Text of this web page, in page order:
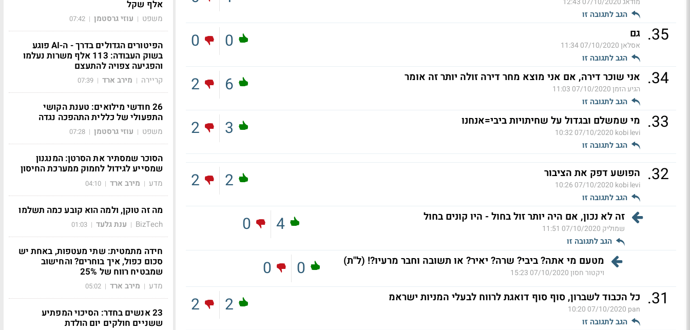
הגב לתגובה זו
35
. גם
אסלאן07/10/2020 11:34
הגב לתגובה זו
0
0
34
. אני שוכר דירה, אם אני מוצא מחר דירה זולה יותר זה אומר
הגיע הזמן07/10/2020 11:03
הגב לתגובה זו
6
2
33
. מי שמשלם ובגדול על שחיתויות ביבי=אנחנו
kobi levi
07/10/2020 10:32
הגב לתגובה זו
3
2
32
. הפושע דפק את הציבור
kobi levi
07/10/2020 10:26
הגב לתגובה זו
2
2
זה לא נכון, אם היה יותר זול בחול - היו קונים בחול
שמוליק 07/10/2020 11:51
הגב לתגובה זו
4
0
מטעם מי אתה? ביבי? שרה? יאיר? או תשובה וחבר מרעיו?! (ל"ת)
ויקטור חסון07/10/2020 15:23
0
0
31
. כל הכבוד לשברון, סוף סוף דואגת לרווח לבעלי המניות ישראמ
pan
07/10/2020 10:20
הגב לתגובה זו
2
2
אלף שקל
משפט | עוזי גרסטמן |
07:42
הפיטורים הגדולים בדרך - ה-AI פוגע
בשוק העבודה: 113 אלף משרות נעלמו
והפגיעה צפויה להתעצם
קריירה | מירב ארד |
07:39
26 חודשי מילואים: טענת הקושי
התפעולי של כללית התהפכה נגדה
משפט | עוזי גרסטמן |
07:28
הסוכר שמסתיר את הסרטן: המנגנון
שמסייע לגידול לחמוק ממערכת החיסון
מדע | מירב ארד |
04:10
מה זה טוקן, ולמה הוא קובע כמה תשלמו
BizTech
| ענת גלעד |
01:03
חידה מתמטית: שתי מעטפות, באחת יש
סכום כפול, איך בוחרים? והחישוב
שמבטיח רווח של 25%
מדע | מירב ארד |
05:02
23 אנשים בחדר: הסיכוי המפתיע
ששניים חולקים יום הולדת